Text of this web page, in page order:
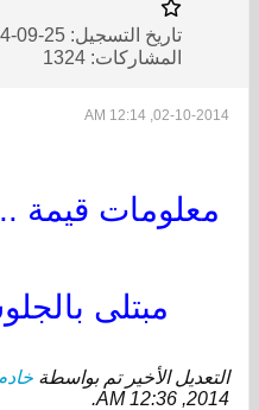
تاريخ التسجيل: 25-09-2014
المشاركات: 1324
02-10-2014, 12:14 AM
معلومات قيمة
مبتلى
التعديل الأخير تم بواسطة
2014, 12:36 AM
.